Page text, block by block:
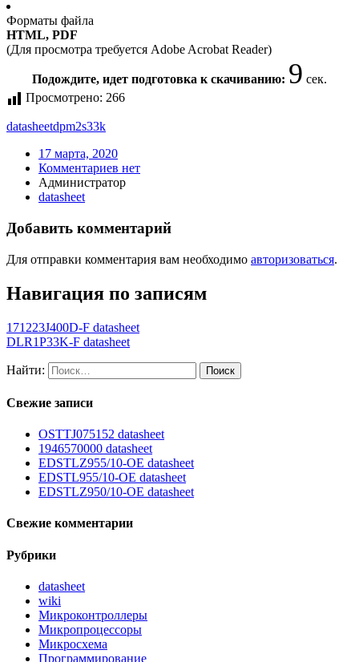
Форматы файла
HTML, PDF
(Для просмотра требуется Adobe Acrobat Reader)
Подождите, идет подготовка к скачиванию: 8 сек.
Просмотрено: 266
datasheetdpm2s33k
17 марта, 2020
Комментариев нет
Администратор
datasheet
Добавить комментарий
Для отправки комментария вам необходимо авторизоваться.
Навигация по записям
171223J400D-F datasheet
DLR1P33K-F datasheet
Найти:
Свежие записи
OSTTJ075152 datasheet
1946570000 datasheet
EDSTLZ955/10-OE datasheet
EDSTL955/10-OE datasheet
EDSTLZ950/10-OE datasheet
Свежие комментарии
Рубрики
datasheet
wiki
Микроконтроллеры
Микропроцессоры
Микросхема
Программирование